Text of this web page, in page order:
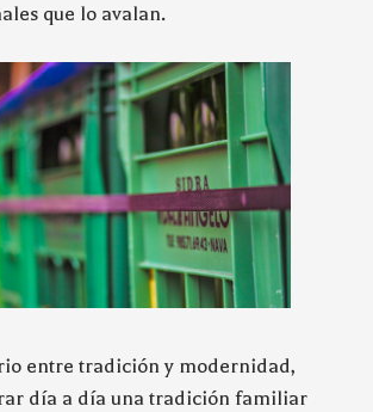
que lo avalan.
entre tradición y modernidad,
día a día una tradición familiar